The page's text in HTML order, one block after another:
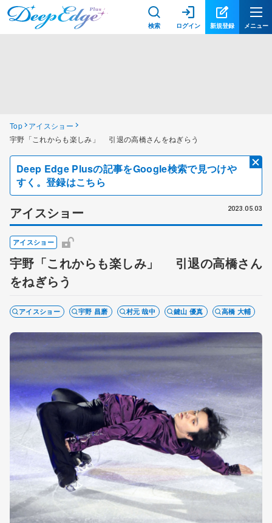
検索 ログイン 新規登録 メニュー
Top
アイスショー
宇野「これからも楽しみ」 引退の高橋さんをねぎらう
Deep Edge Plusの記事をGoogle検索で見つけや
すく。登録はこちら
アイスショー 2023.05.03
アイスショー
宇野「これからも楽しみ」 引退の高橋さん
をねぎらう
アイスショー 宇野 昌磨 村元 哉中 鍵山 優真 高橋 大輔